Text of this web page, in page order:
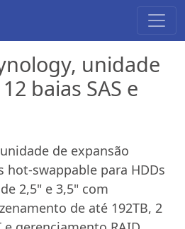
unidade
baias SAS e
de expansão
hot-swappable para HDDs
de 2,5" e 3,5" com
de até 192TB, 2